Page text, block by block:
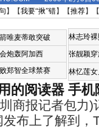
】【我要“揪”错】【推荐】
唯麦蒂敢突破
炮轰阿加西
郑智全球禁赛
林志玲
张靓颖
林忆莲
的阅读器 手机
报记者包力)
布上了解到，